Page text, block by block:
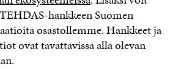
hankkeen Suomen
osastollemme. Hankkeet ja
ovat tavattavissa alla olevan